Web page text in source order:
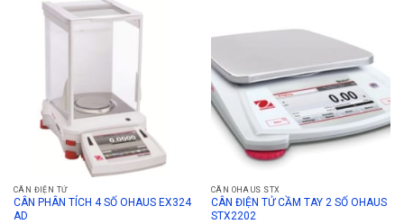
CÂN ĐIỆN TỬ
CÂN PHÂN TÍCH 4 SỐ OHAUS EX324
AD
CÂN OHAUS STX
CÂN ĐIỆN TỬ CẦM TAY 2 SỐ OHAUS
STX2202